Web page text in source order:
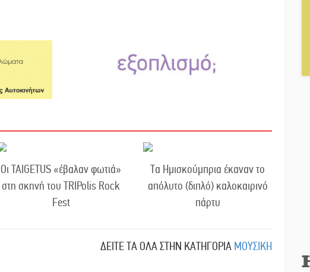
Οι TAIGETUS «έβαλαν φωτιά»
στη σκηνή του TRIPolis Rock
Fest
Τα Ημισκούμπρια έκαναν το
απόλυτο (διπλό) καλοκαιρινό
πάρτυ
ΔΕΙΤΕ ΤΑ ΟΛΑ ΣΤΗΝ ΚΑΤΗΓΟΡΙΑ ΜΟΥΣΙΚΗ